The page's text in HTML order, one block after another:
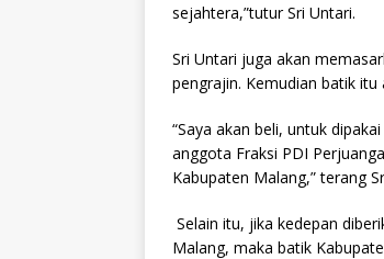
sejahtera,”tutur Sri Untari.
Sri Untari juga akan
pengrajin. Kemudian batik
“Saya akan beli, untuk
anggota Fraksi PDI
Kabupaten Malang,” terang
Selain itu, jika kedepan
Malang, maka batik